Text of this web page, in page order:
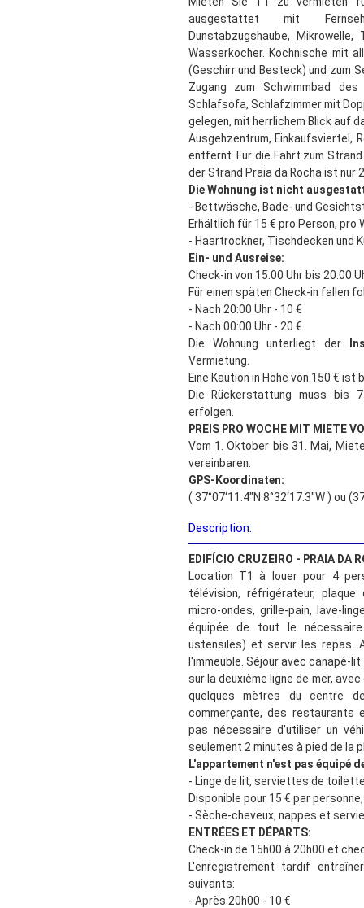
ausgestattet mit
Dunstabzugshaube, Mikrowelle,
Wasserkocher. Kochnische mit
(Geschirr und Besteck) und zum
Zugang zum Schwimmbad
Schlafsofa, Schlafzimmer mit
gelegen, mit herrlichem Blick auf
Ausgehzentrum, Einkaufsviertel,
entfernt. Für die Fahrt zum
der Strand Praia da Rocha ist nur
Die Wohnung ist nicht
- Bettwäsche, Bade- und
Erhältlich für 15 € pro Person, pro
- Haartrockner, Tischdecken und
Ein- und Ausreise:
Check-in von 15:00 Uhr bis 20:00
Für einen späten Check-in fallen
- Nach 20:00 Uhr - 10 €
- Nach 00:00 Uhr - 20 €
Die Wohnung unterliegt der
Vermietung.
Eine Kaution in Höhe von 150 €
Die Rückerstattung muss bis
erfolgen.
PREIS PRO WOCHE MIT MIETE
Vom 1. Oktober bis 31. Mai,
vereinbaren.
GPS-Koordinaten:
( 37°07‘11.4"N 8°32‘17.3"W ) ou
Description:
EDIFÍCIO CRUZEIRO - PRAIA DA
Location T1 à louer pour 4
télévision, réfrigérateur,
micro-ondes, grille-pain, lave-
équipée de tout le
ustensiles) et servir les repas.
l'immeuble. Séjour avec canapé-
sur la deuxième ligne de mer,
quelques mètres du centre
commerçante, des restaurants
pas nécessaire d'utiliser un
seulement 2 minutes à pied de la
L'appartement n'est pas équipé
- Linge de lit, serviettes de
Disponible pour 15 € par
- Sèche-cheveux, nappes et
ENTRÉES ET DÉPARTS:
Check-in de 15h00 à 20h00 et
L'enregistrement tardif
suivants:
- Après 20h00 - 10 €